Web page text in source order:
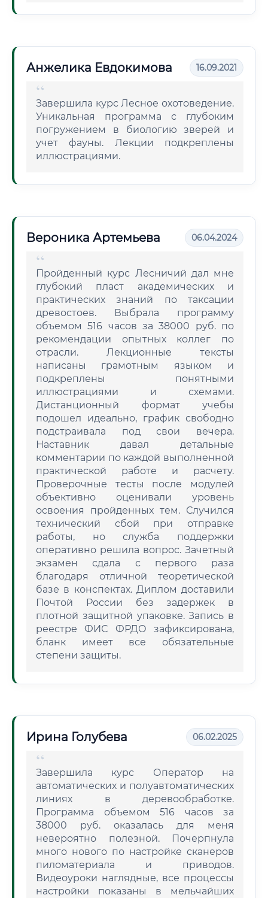
Анжелика Евдокимова 16.09.2021
Завершила курс Лесное охотоведение.
Уникальная программа с глубоким
погружением в биологию зверей и
учет фауны. Лекции подкреплены
иллюстрациями.
Вероника Артемьева 06.04.2024
Пройденный курс Лесничий дал мне
глубокий пласт академических и
практических знаний по таксации
древостоев. Выбрала программу
объемом 516 часов за 38000 руб. по
рекомендации опытных коллег по
отрасли. Лекционные тексты
написаны грамотным языком и
подкреплены понятными
иллюстрациями и схемами.
Дистанционный формат учебы
подошел идеально, график свободно
подстраивала под свои вечера.
Наставник давал детальные
комментарии по каждой выполненной
практической работе и расчету.
Проверочные тесты после модулей
объективно оценивали уровень
освоения пройденных тем. Случился
технический сбой при отправке
работы, но служба поддержки
оперативно решила вопрос. Зачетный
экзамен сдала с первого раза
благодаря отличной теоретической
базе в конспектах. Диплом доставили
Почтой России без задержек в
плотной защитной упаковке. Запись в
реестре ФИС ФРДО зафиксирована,
бланк имеет все обязательные
степени защиты.
Ирина Голубева 06.02.2025
Завершила курс Оператор на
автоматических и полуавтоматических
линиях в деревообработке.
Программа объемом 516 часов за
38000 руб. оказалась для меня
невероятно полезной. Почерпнула
много нового по настройке сканеров
пиломатериала и приводов.
Видеоуроки наглядные, все процессы
настройки показаны в мельчайших